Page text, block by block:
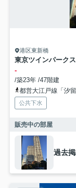
港区東新橋
東京ツインパーク
-
/築23年 /47階建
都営大江戸線「汐
公共下水
販売中の部屋
過去